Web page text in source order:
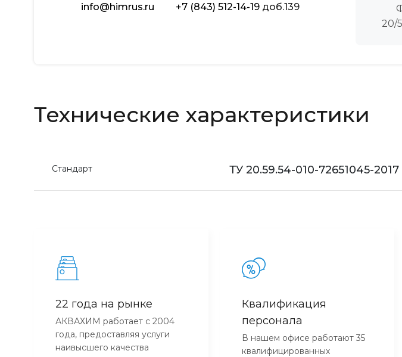
info@himrus.ru
+7 (843) 512-14-19 доб.139
20/
Технические характеристики
Стандарт ТУ 20.59.54-010-72651045-2017
22 года на рынке
АКВАХИМ работает с 2004
года, предоставляя услуги
наивысшего качества
Квалификация
персонала
В нашем офисе работают 35
квалифицированных